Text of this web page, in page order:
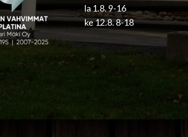
la 1.8. 9-16
ke 12.8. 8-18